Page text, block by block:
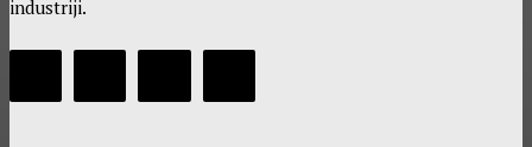
industriji.